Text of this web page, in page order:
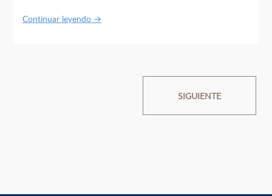
Continuar leyendo →
SIGUIENTE